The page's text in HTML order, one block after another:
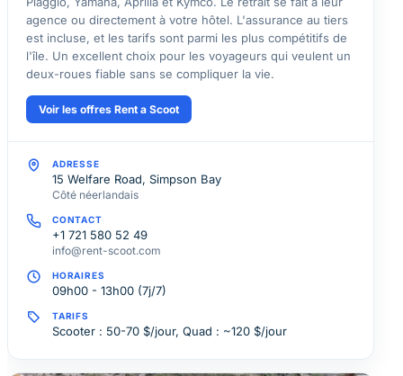
agence ou directement à votre hôtel. L'assurance au tiers
est incluse, et les tarifs sont parmi les plus compétitifs de
l'île. Un excellent choix pour les voyageurs qui veulent un
deux-roues fiable sans se compliquer la vie.
Voir les offres Rent a Scoot
ADRESSE
15 Welfare Road, Simpson Bay
Côté néerlandais
CONTACT
+1 721 580 52 49
info@rent-scoot.com
HORAIRES
09h00 - 13h00 (7j/7)
TARIFS
Scooter : 50-70 $/jour, Quad : ~120 $/jour